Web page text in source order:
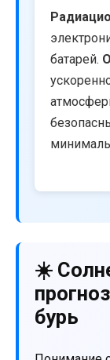
батарей.
☀️
бурь